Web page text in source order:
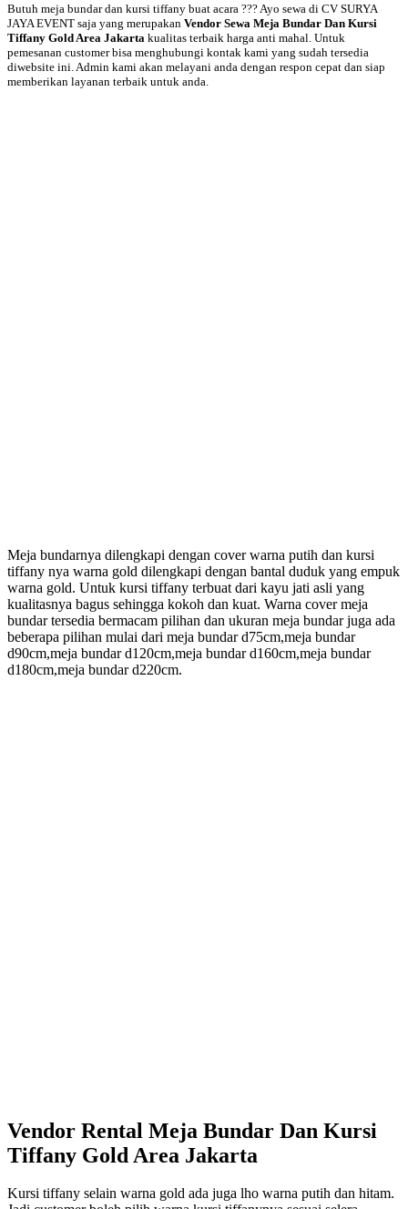
Butuh meja bundar dan kursi tiffany buat acara ??? Ayo sewa di CV SURYA
JAYA EVENT saja yang merupakan Vendor Sewa Meja Bundar Dan Kursi
Tiffany Gold Area Jakarta kualitas terbaik harga anti mahal. Untuk
pemesanan customer bisa menghubungi kontak kami yang sudah tersedia
diwebsite ini. Admin kami akan melayani anda dengan respon cepat dan siap
memberikan layanan terbaik untuk anda.
Meja bundarnya dilengkapi dengan cover warna putih dan kursi
tiffany nya warna gold dilengkapi dengan bantal duduk yang empuk
warna gold. Untuk kursi tiffany terbuat dari kayu jati asli yang
kualitasnya bagus sehingga kokoh dan kuat. Warna cover meja
bundar tersedia bermacam pilihan dan ukuran meja bundar juga ada
beberapa pilihan mulai dari meja bundar d75cm,meja bundar
d90cm,meja bundar d120cm,meja bundar d160cm,meja bundar
d180cm,meja bundar d220cm.
Vendor Rental Meja Bundar Dan Kursi
Tiffany Gold Area Jakarta
Kursi tiffany selain warna gold ada juga lho warna putih dan hitam.